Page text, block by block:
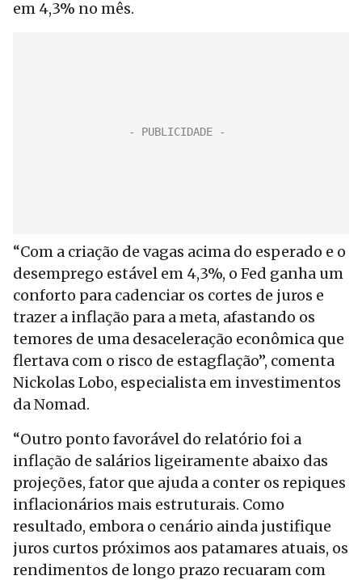
em 4,3% no mês.
“Com a criação de vagas acima do esperado e o
desemprego estável em 4,3%, o Fed ganha um
conforto para cadenciar os cortes de juros e
trazer a inflação para a meta, afastando os
temores de uma desaceleração econômica que
flertava com o risco de estagflação”, comenta
Nickolas Lobo, especialista em investimentos
da Nomad.
“Outro ponto favorável do relatório foi a
inflação de salários ligeiramente abaixo das
projeções, fator que ajuda a conter os repiques
inflacionários mais estruturais. Como
resultado, embora o cenário ainda justifique
juros curtos próximos aos patamares atuais, os
rendimentos de longo prazo recuaram com